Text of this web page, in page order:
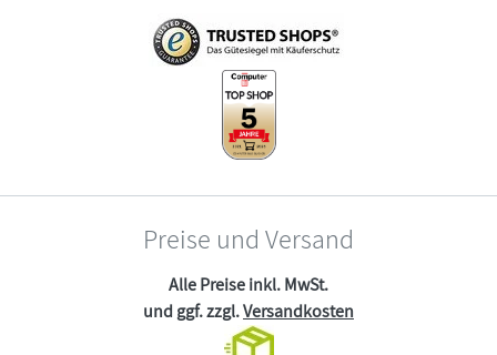
Preise und Versand
Alle Preise inkl. MwSt.
und ggf. zzgl.Versandkosten